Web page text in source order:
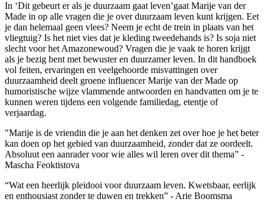
In ‘Dit gebeurt er als je duurzaam gaat leven’gaat Marije van der
Made in op alle vragen die je over duurzaam leven kunt krijgen. Eet
je dan helemaal geen vlees? Neem je echt de trein in plaats van het
vliegtuig? Is het niet vies dat je kleding tweedehands is? Is soja niet
slecht voor het Amazonewoud? Vragen die je vaak te horen krijgt
als je bezig bent met bewuster en duurzamer leven. In dit handboek
vol feiten, ervaringen en veelgehoorde misvattingen over
duurzaamheid deelt groene influencer Marije van der Made op
humoristische wijze vlammende antwoorden en handvatten om je te
kunnen weren tijdens een volgende familiedag, etentje of
verjaardag.
"Marije is de vriendin die je aan het denken zet over hoe je het beter
kan doen op het gebied van duurzaamheid, zonder dat ze oordeelt.
Absoluut een aanrader voor wie alles wil leren over dit thema” -
Mascha Feoktistova
“Wat een heerlijk pleidooi voor duurzaam leven. Kwetsbaar, eerlijk
en enthousiast zonder te duwen en trekken” - Arie Boomsma